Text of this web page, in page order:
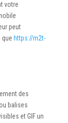
votre
peut
https://m2t-
des
balises
et GIF un